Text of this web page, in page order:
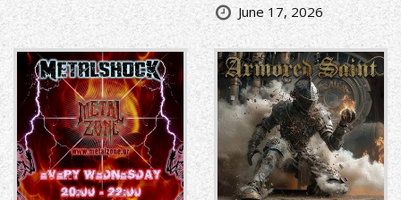
June 17, 2026